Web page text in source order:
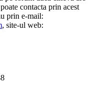
contacta prin acest
prin e-mail:
, site-ul web: